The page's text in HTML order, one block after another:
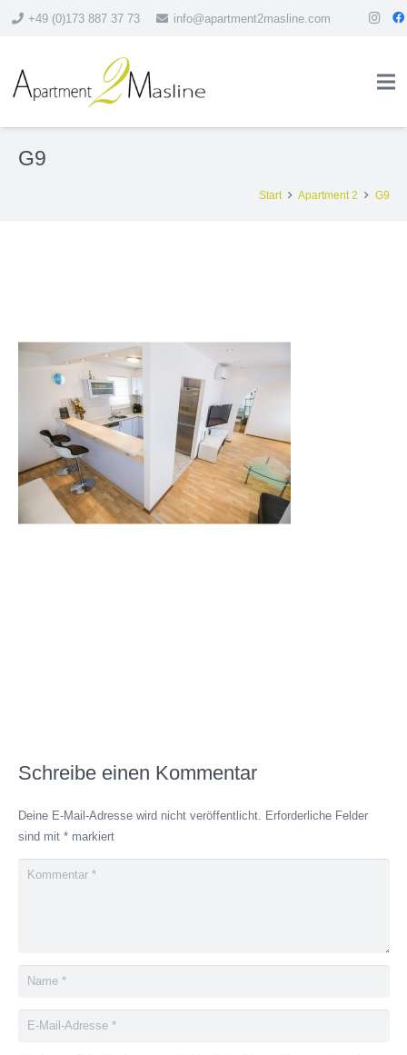
+49 (0)173 887 37 73 info@apartment2masline.com
G9
Start Apartment 2 G9
Schreibe einen Kommentar
Deine E-Mail-Adresse wird nicht veröffentlicht. Erforderliche Felder
sind mit *markiert